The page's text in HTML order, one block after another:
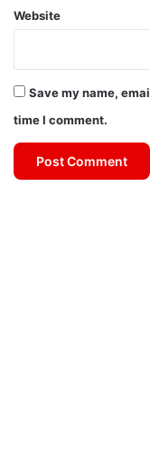
Website
Save my name,
time I comment.